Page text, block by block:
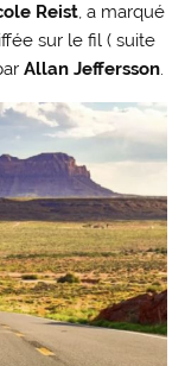
Reist, a marqué
sur le fil ( suite
Allan Jeffersson.